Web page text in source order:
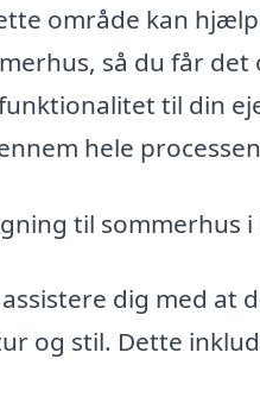
område kan
så du får
til din
hele
til sommerhus
assistere dig med at
og stil. Dette